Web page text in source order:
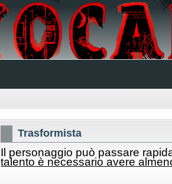
Trasformista
Il personaggio può passare
talento è necessario avere